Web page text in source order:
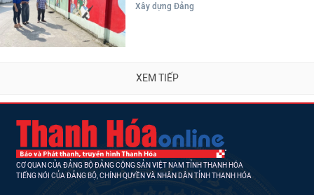
Xây dựng Đảng
XEM TIẾP
CƠ QUAN CỦA ĐẢNG BỘ ĐẢNG CỘNG SẢN VIỆT NAM TỈNH THANH HÓA
TIẾNG NÓI CỦA ĐẢNG BỘ, CHÍNH QUYỀN VÀ NHÂN DÂN TỈNH THANH HÓA